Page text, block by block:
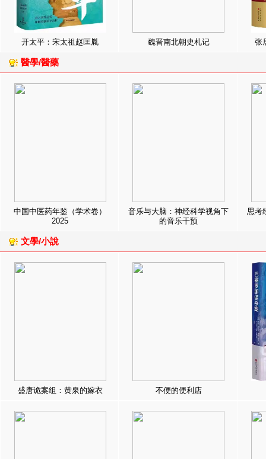
开太平：宋太祖赵匡胤 魏晋南北朝史札记 张
醫學/醫藥
中国中医药年鉴（学术卷）
2025
音乐与大脑：神经科学视角下
的音乐干预
思考
文學/小說
盛唐诡案组：黄泉的嫁衣 不便的便利店